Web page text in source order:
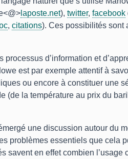
laposte.net), twitter, facebook
, citations). Ces possibilités sont
processus d’information et
est par exemple attentif à
ou encore à constituer une
(de la température au prix du
une discussion autour du
problèmes essentiels que cela
savent en effet combien l’usage